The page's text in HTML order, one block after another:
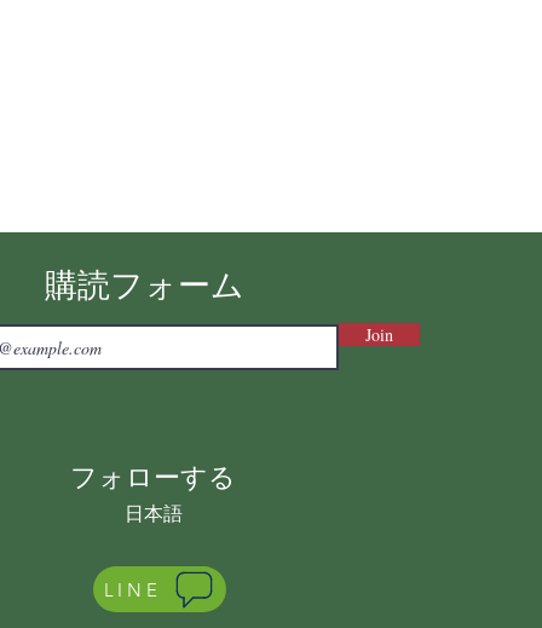
購読フォーム
Join
フォローする
日本語
LINE